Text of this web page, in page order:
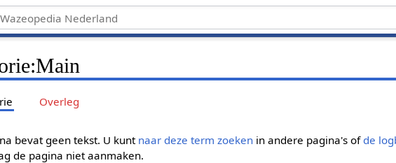
:Main
Overleg
bevat geen tekst. U kunt naar deze term zoeken in andere pagina's of de
de pagina niet aanmaken.